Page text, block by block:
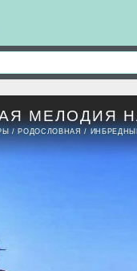
МЕЛОДИЯ
/ РОДОСЛОВНАЯ /